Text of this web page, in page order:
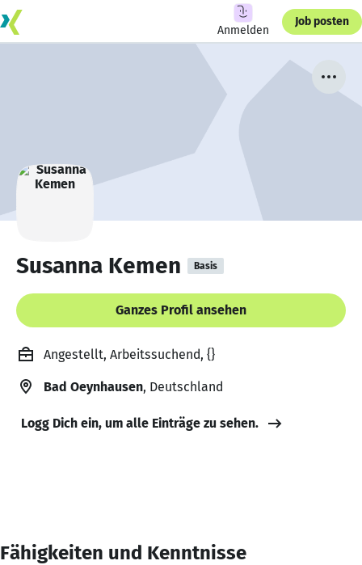
Anmelden
Job posten
Susanna Kemen Basis
Ganzes Profil ansehen
Angestellt, Arbeitssuchend, {}
Bad Oeynhausen, Deutschland
Logg Dich ein, um alle Einträge zu sehen.
Fähigkeiten und Kenntnisse